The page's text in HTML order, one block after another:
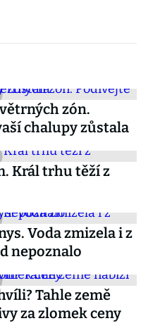
zón.
chalupy zůstala
Král trhu těží z
Voda zmizela i z
nepoznalo
Tahle země
za zlomek ceny